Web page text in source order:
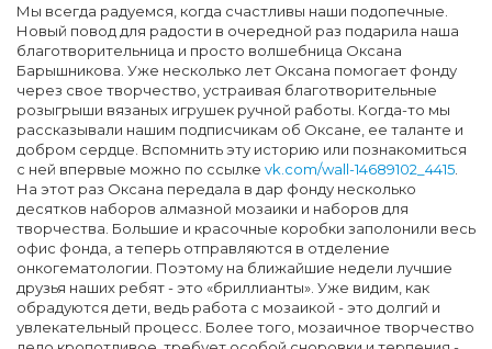
Мы всегда радуемся, когда счастливы наши подопечные.
Новый повод для радости в очередной раз подарила наша
благотворительница и просто волшебница Оксана
Барышникова. Уже несколько лет Оксана помогает фонду
через свое творчество, устраивая благотворительные
розыгрыши вязаных игрушек ручной работы. Когда-то мы
рассказывали нашим подписчикам об Оксане, ее таланте и
добром сердце. Вспомнить эту историю или познакомиться
с ней впервые можно по ссылке vk.com/wall-14689102_4415
На этот раз Оксана передала в дар фонду несколько
десятков наборов алмазной мозаики и наборов для
творчества. Большие и красочные коробки заполонили весь
офис фонда, а теперь отправляются в отделение
онкогематологии. Поэтому на ближайшие недели лучшие
друзья наших ребят - это «бриллианты». Уже видим, как
обрадуются дети, ведь работа с мозаикой - это долгий и
увлекательный процесс. Более того, мозаичное творчество